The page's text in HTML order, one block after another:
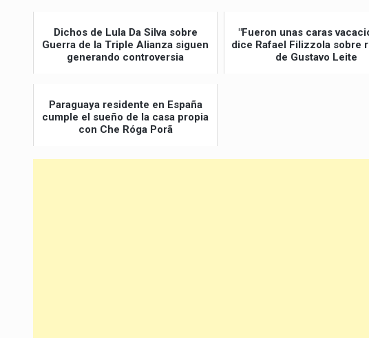
Dichos de Lula Da Silva sobre
Guerra de la Triple Alianza siguen
generando controversia
"Fueron unas caras
dice Rafael Filizzola sobre
de Gustavo Leite
Paraguaya residente en España
cumple el sueño de la casa propia
con Che Róga Porã